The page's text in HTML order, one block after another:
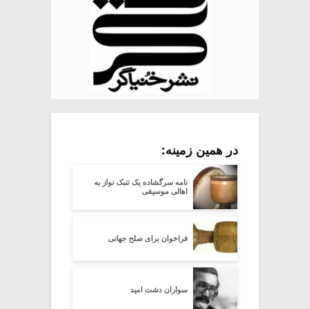
در همین زمینه:
نامه سرگشاده یک تنبک نواز به
اهالی موسیقی
فراخوان برای صلح جهانی
سواران دشت امید